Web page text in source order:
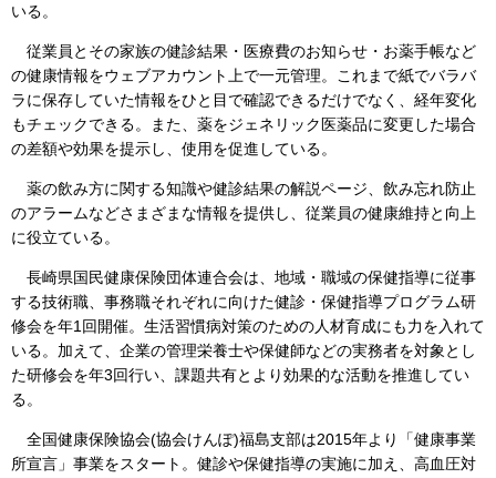
いる。
従業員とその家族の健診結果・医療費のお知らせ・お薬手帳など
の健康情報をウェブアカウント上で一元管理。これまで紙でバラバ
ラに保存していた情報をひと目で確認できるだけでなく、経年変化
もチェックできる。また、薬をジェネリック医薬品に変更した場合
の差額や効果を提示し、使用を促進している。
薬の飲み方に関する知識や健診結果の解説ページ、飲み忘れ防止
のアラームなどさまざまな情報を提供し、従業員の健康維持と向上
に役立ている。
長崎県国民健康保険団体連合会は、地域・職域の保健指導に従事
する技術職、事務職それぞれに向けた健診・保健指導プログラム研
修会を年1回開催。生活習慣病対策のための人材育成にも力を入れて
いる。加えて、企業の管理栄養士や保健師などの実務者を対象とし
た研修会を年3回行い、課題共有とより効果的な活動を推進してい
る。
全国健康保険協会(協会けんぽ)福島支部は2015年より「健康事業
所宣言」事業をスタート。健診や保健指導の実施に加え、高血圧対